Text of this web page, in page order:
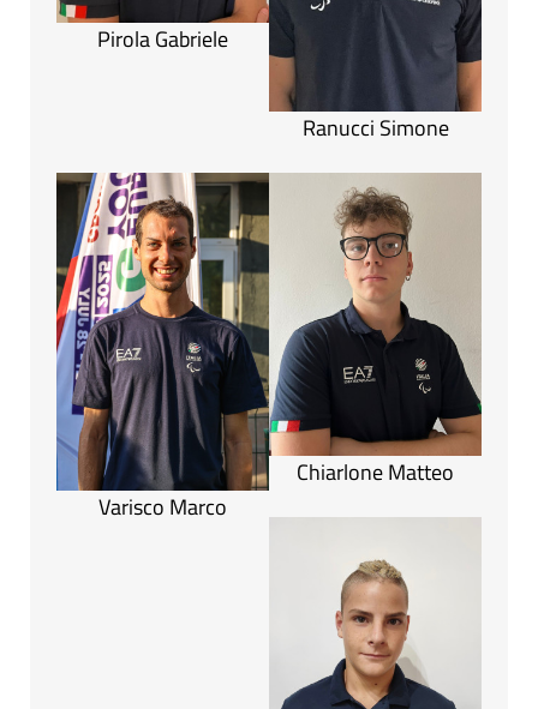
Pirola Gabriele
Ranucci Simone
Varisco Marco
Chiarlone Matteo